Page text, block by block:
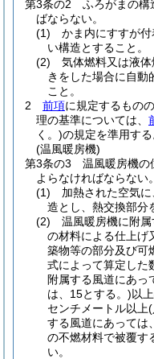
第3条の2
ふろがまの構
ばならない。
(1)
かま内にすすが
い構造とすること。
(2)
気体燃料又は液
きをした場合に自動
こと。
2
前項に規定するもの
理の基準については、
く。)の規定を準用する
(温風暖房機)
第3条の3
温風暖房機の
よらなければならない。
(1)
加熱された空気
造とし、熱交換部分
(2)
温風暖房機に附
の材料による仕上げ
築物等の部分及び可
式によって算定した
附属する風道にあっ
は、15とする。)以
センチメートル以上(
する風道にあっては
の不燃材料で被覆す
い。